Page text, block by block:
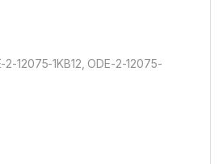
12075-1KB12, ODE-2-12075-